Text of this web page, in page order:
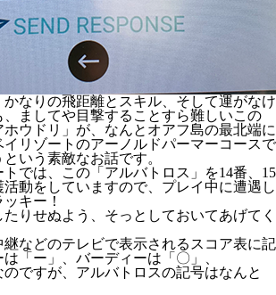
なりの飛距離とスキル、そして運がなけ
ましてや目撃することすら難しいこの
ホウドリ」が、なんとオアフ島の最北端に
リゾートのアーノルドパーマーコースで
いう素敵なお話です。
では、この「アルバトロス」を14番、15
動をしていますので、プレイ中に遭遇し
キー！
りせぬよう、そっとしておいてあげてく
などのテレビで表示されるスコア表に記
「ー」、バーディーは「〇」、
ですが、アルバトロスの記号はなんと